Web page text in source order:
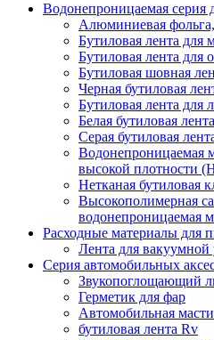
Водонепроницаемая серия
Алюминиевая фольга,
Бутиловая лента для
Бутиловая лента для
Бутиловая шовная
Черная бутиловая
Бутиловая лента для
Белая бутиловая лента
Серая бутиловая
Водонепроницаемая
высокой плотности
Нетканая бутиловая
Высокополимерная
водонепроницаемая
Расходные материалы для
Лента для вакуумной
Серия автомобильных
Звукопоглощающий
Герметик для фар
Автомобильная
бутиловая лента Rv